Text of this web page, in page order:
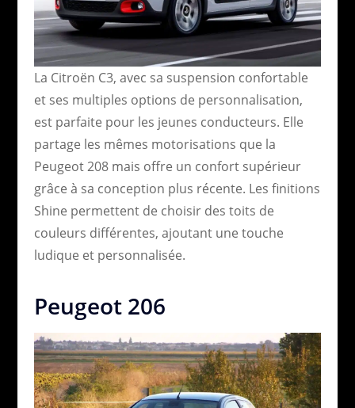
La Citroën C3, avec sa suspension confortable
et ses multiples options de personnalisation,
est parfaite pour les jeunes conducteurs. Elle
partage les mêmes motorisations que la
Peugeot 208 mais offre un confort supérieur
grâce à sa conception plus récente. Les finitions
Shine permettent de choisir des toits de
couleurs différentes, ajoutant une touche
ludique et personnalisée.
Peugeot 206